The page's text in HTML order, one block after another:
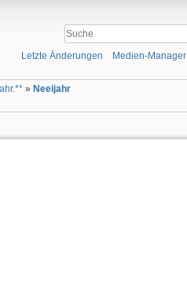
Letzte Änderungen Medien-Manager
»Neeijahr